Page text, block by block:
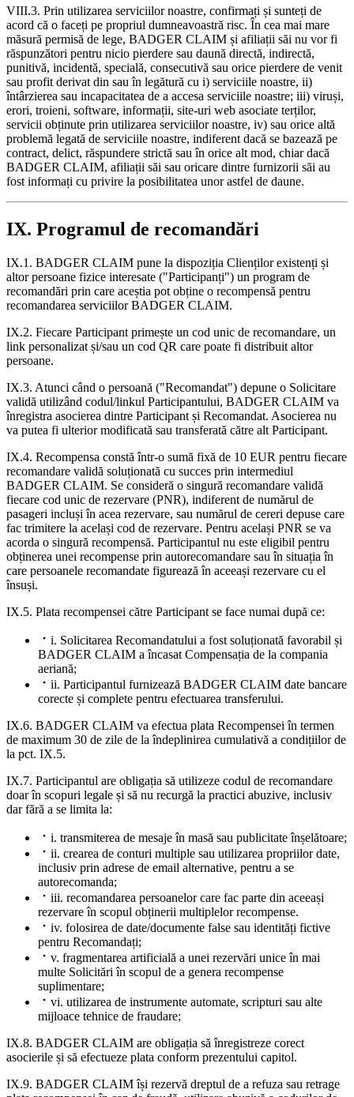
VIII.3. Prin utilizarea serviciilor noastre, confirmați și sunteți de
acord că o faceți pe propriul dumneavoastră risc. În cea mai mare
măsură permisă de lege, BADGER CLAIM și afiliații săi nu vor fi
răspunzători pentru nicio pierdere sau daună directă, indirectă,
punitivă, incidentă, specială, consecutivă sau orice pierdere de venit
sau profit derivat din sau în legătură cu i) serviciile noastre, ii)
întârzierea sau incapacitatea de a accesa serviciile noastre; iii) viruși,
erori, troieni, software, informații, site-uri web asociate terților,
servicii obținute prin utilizarea serviciilor noastre, iv) sau orice altă
problemă legată de serviciile noastre, indiferent dacă se bazează pe
contract, delict, răspundere strictă sau în orice alt mod, chiar dacă
BADGER CLAIM, afiliații săi sau oricare dintre furnizorii săi au
fost informați cu privire la posibilitatea unor astfel de daune.
IX. Programul de recomandări
IX.1. BADGER CLAIM pune la dispoziția Clienților existenți și
altor persoane fizice interesate ("Participanți") un program de
recomandări prin care aceștia pot obține o recompensă pentru
recomandarea serviciilor BADGER CLAIM.
IX.2. Fiecare Participant primește un cod unic de recomandare, un
link personalizat și/sau un cod QR care poate fi distribuit altor
persoane.
IX.3. Atunci când o persoană ("Recomandat") depune o Solicitare
validă utilizând codul/linkul Participantului, BADGER CLAIM va
înregistra asocierea dintre Participant și Recomandat. Asocierea nu
va putea fi ulterior modificată sau transferată către alt Participant.
IX.4. Recompensa constă într-o sumă fixă de 10 EUR pentru fiecare
recomandare validă soluționată cu succes prin intermediul
BADGER CLAIM. Se consideră o singură recomandare validă
fiecare cod unic de rezervare (PNR), indiferent de numărul de
pasageri incluși în acea rezervare, sau numărul de cereri depuse care
fac trimitere la același cod de rezervare. Pentru același PNR se va
acorda o singură recompensă. Participantul nu este eligibil pentru
obținerea unei recompense prin autorecomandare sau în situația în
care persoanele recomandate figurează în aceeași rezervare cu el
însuși.
IX.5. Plata recompensei către Participant se face numai după ce:
i. Solicitarea Recomandatului a fost soluționată favorabil și
BADGER CLAIM a încasat Compensația de la compania
aeriană;
ii. Participantul furnizează BADGER CLAIM date bancare
corecte și complete pentru efectuarea transferului.
IX.6. BADGER CLAIM va efectua plata Recompensei în termen
de maximum 30 de zile de la îndeplinirea cumulativă a condițiilor de
la pct. IX.5.
IX.7. Participantul are obligația să utilizeze codul de recomandare
doar în scopuri legale și să nu recurgă la practici abuzive, inclusiv
dar fără a se limita la:
i. transmiterea de mesaje în masă sau publicitate înșelătoare;
ii. crearea de conturi multiple sau utilizarea propriilor date,
inclusiv prin adrese de email alternative, pentru a se
autorecomanda;
iii. recomandarea persoanelor care fac parte din aceeași
rezervare în scopul obținerii multiplelor recompense.
iv. folosirea de date/documente false sau identități fictive
pentru Recomandați;
v. fragmentarea artificială a unei rezervări unice în mai
multe Solicitări în scopul de a genera recompense
suplimentare;
vi. utilizarea de instrumente automate, scripturi sau alte
mijloace tehnice de fraudare;
IX.8. BADGER CLAIM are obligația să înregistreze corect
asocierile și să efectueze plata conform prezentului capitol.
IX.9. BADGER CLAIM își rezervă dreptul de a refuza sau retrage